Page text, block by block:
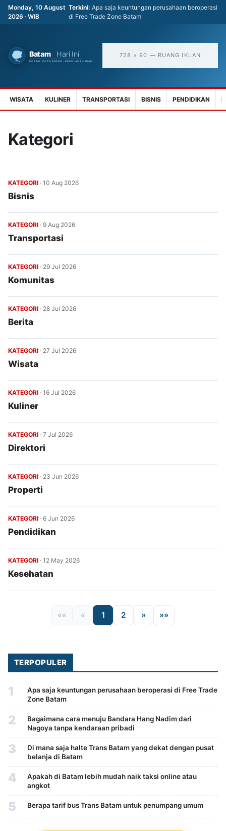
Monday, 10 August
2026 · WIB
Terkini: Apa saja keuntungan perusahaan beroperasi
di Free Trade Zone Batam
728 × 90 — RUANG IKLAN
WISATA KULINER TRANSPORTASI BISNIS PENDIDIKAN
Kategori
KATEGORI · 10 Aug 2026
Bisnis
KATEGORI · 9 Aug 2026
Transportasi
KATEGORI · 29 Jul 2026
Komunitas
KATEGORI · 28 Jul 2026
Berita
KATEGORI · 27 Jul 2026
Wisata
KATEGORI · 16 Jul 2026
Kuliner
KATEGORI · 7 Jul 2026
Direktori
KATEGORI · 23 Jun 2026
Properti
KATEGORI · 6 Jun 2026
Pendidikan
KATEGORI · 12 May 2026
Kesehatan
«« « 1 2 » »»
TERPOPULER
1
Apa saja keuntungan perusahaan beroperasi di Free Trade
Zone Batam
2
Bagaimana cara menuju Bandara Hang Nadim dari
Nagoya tanpa kendaraan pribadi
3
Di mana saja halte Trans Batam yang dekat dengan pusat
belanja di Batam
4
Apakah di Batam lebih mudah naik taksi online atau
angkot
5 Berapa tarif bus Trans Batam untuk penumpang umum